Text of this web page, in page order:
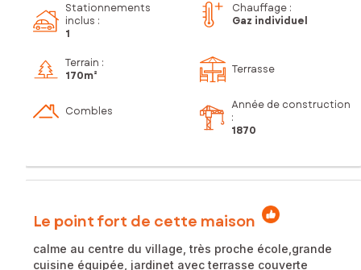
Stationnements
inclus :
1
Chauffage :
Gaz individuel
Terrain :
170m²
Terrasse
Combles
Année de construction
:
1870
Le point fort de cette maison
calme au centre du village, très proche école,grande
cuisine équipée, jardinet avec terrasse couverte